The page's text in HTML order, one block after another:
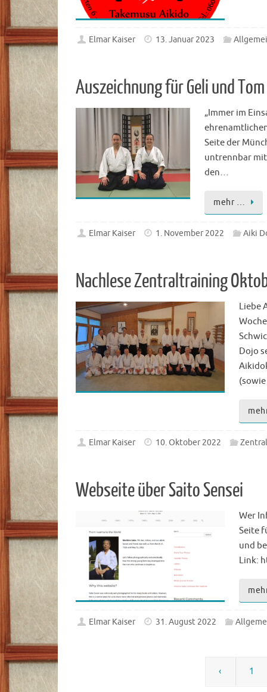
Elmar Kaiser 13. Januar 2023
Auszeichnung für Geli und
„Immer im
Seite der
untrennbar
den…
mehr …
Elmar Kaiser 1. November 2022 Aiki
Nachlese Zentraltraining
Liebe
Dojo
Elmar Kaiser 10. Oktober 2022
Webseite über Saito Sensei
Wer
Seite
und
Link:
Elmar Kaiser 31. August 2022
‹ 1